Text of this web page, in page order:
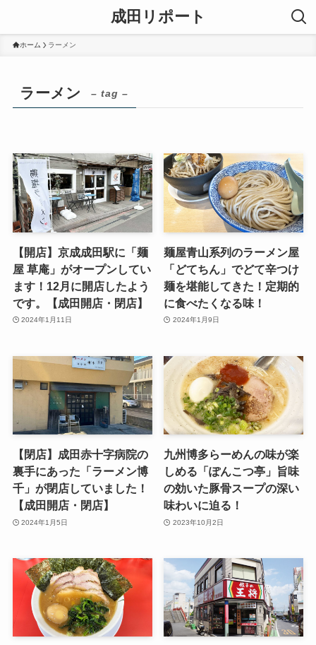
成田リポート
ホーム ラーメン
ラーメン – tag –
【開店】京成成田駅に「麺
屋 草庵」がオープンしてい
ます！12月に開店したよう
です。【成田開店・閉店】
2024年1月11日
麺屋青山系列のラーメン屋
「どてちん」でどて辛つけ
麺を堪能してきた！定期的
に食べたくなる味！
2024年1月9日
【閉店】成田赤十字病院の
裏手にあった「ラーメン博
千」が閉店していました！
【成田開店・閉店】
2024年1月5日
九州博多らーめんの味が楽
しめる「ぽんこつ亭」旨味
の効いた豚骨スープの深い
味わいに迫る！
2023年10月2日